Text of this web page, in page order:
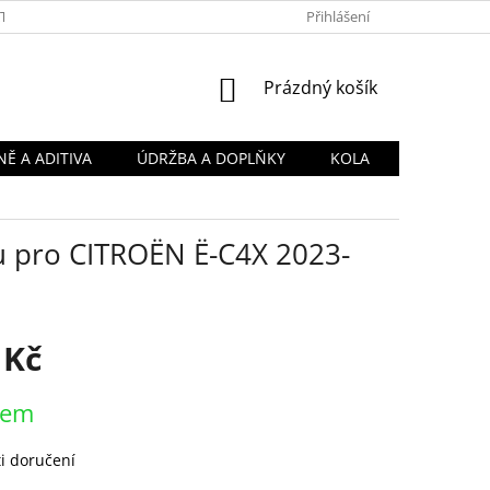
PODMÍNKY OCHRANY OSOBNÍCH
Přihlášení
NÁKUPNÍ
Prázdný košík
A ADITIVA ÚDRŽBA A DOPLŇKY
KOLA
CITROËN Ë-C4X 2023-
doručení